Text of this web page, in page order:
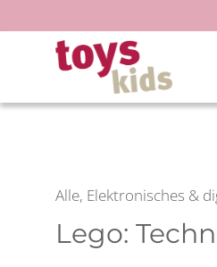
Inhalt
springen
Alle, Elektronisches &
Lego: